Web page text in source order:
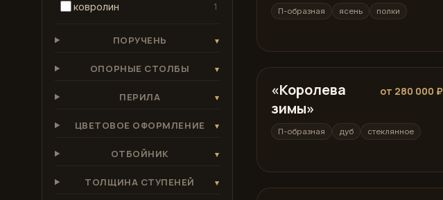
ковролин 1
ПОРУЧЕНЬ ▾
ОПОРНЫЕ СТОЛБЫ ▾
ПЕРИЛА ▾
ЦВЕТОВОЕ ОФОРМЛЕНИЕ ▾
ОТБОЙНИК ▾
ТОЛЩИНА СТУПЕНЕЙ ▾
П-образная ясень полки
П-образная
«Королева
зимы»
от 280 000 ₽
П-образная дуб стеклянное